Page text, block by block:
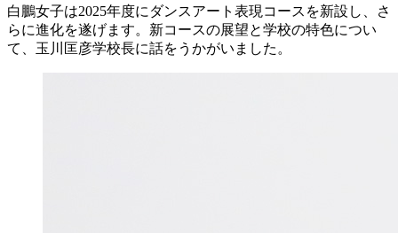
白鵬女子は2025年度にダンスアート表現コースを新設し、さ
らに進化を遂げます。新コースの展望と学校の特色につい
て、玉川匡彦学校長に話をうかがいました。